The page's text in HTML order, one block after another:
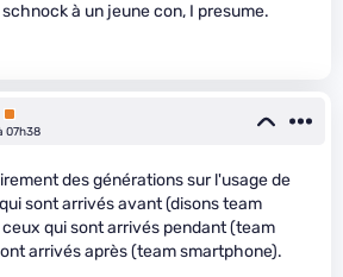
à un jeune con, I presume.
Premium
07h38
des générations sur l'usage de
sont arrivés avant (disons team
qui sont arrivés pendant (team
arrivés après (team smartphone).